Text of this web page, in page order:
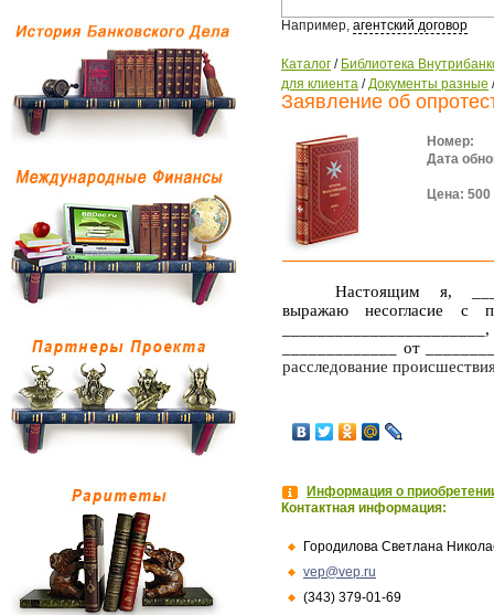
Например, агентский договор
Каталог / Библиотека
для клиента /Документы разные
Заявление об
Номер:
Дата
Цена: 500
Настоящим я,
выражаю несогласие с
_____________ от
расследование
Информация о
Контактная информация:
Городилова Светлана
vep@vep.ru
(343) 379-01-69